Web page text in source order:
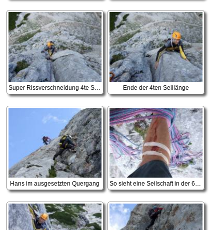
Super Rissverschneidung 4te Seillänge Ende der 4ten Seillänge
Hans im ausgesetzten Quergang